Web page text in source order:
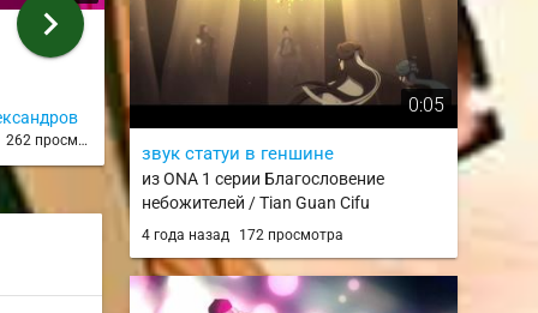
262 просмотра
танцы
из 1 серии
Невероятное
Прекрасная
сцена просто
из 7 серии
3 года
chevron_right
0:05
звук статуи в геншине
из ONA 1 серии Благословение
небожителей / Tian Guan Cifu
4 года назад 172 просмотра